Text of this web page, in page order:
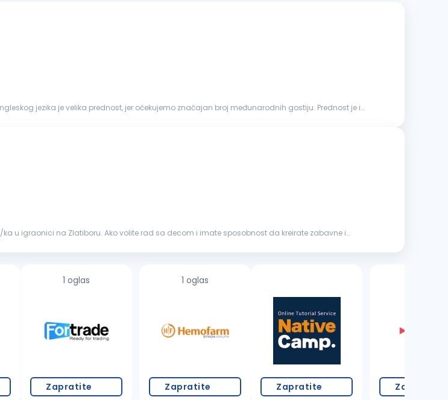
/ka u igraonici na Zlatiboru. Ako volite rad sa decom i imate sposobnost da kreirate zabavne i
1 oglas
Zapratite
1 oglas
Zapratite Zapratite Zapratite